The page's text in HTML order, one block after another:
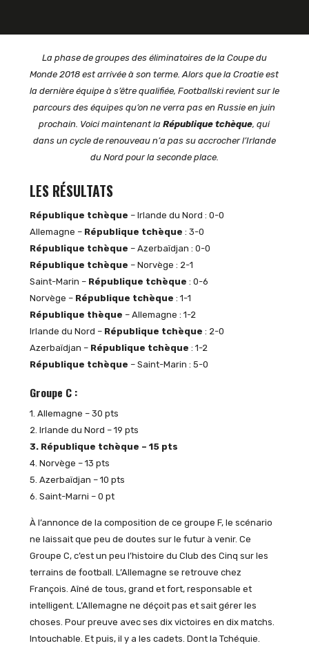
La phase de groupes des éliminatoires de la Coupe du
Monde 2018 est arrivée à son terme. Alors que la Croatie est
la dernière équipe à s’être qualifiée, Footballski revient sur le
parcours des équipes qu’on ne verra pas en Russie en juin
prochain. Voici maintenant laRépublique tchèque, qui
dans un cycle de renouveau n’a pas su accrocher l’Irlande
du Nord pour la seconde place.
LES RÉSULTATS
République tchèque – Irlande du Nord : 0-0
Allemagne – République tchèque : 3-0
République tchèque – Azerbaïdjan : 0-0
République tchèque – Norvège : 2-1
Saint-Marin – République tchèque : 0-6
Norvège – République tchèque : 1-1
République thèque – Allemagne : 1-2
Irlande du Nord – République tchèque : 2-0
Azerbaïdjan – République tchèque : 1-2
République tchèque – Saint-Marin : 5-0
Groupe C :
1. Allemagne – 30 pts
2. Irlande du Nord – 19 pts
3. République tchèque – 15 pts
4. Norvège – 13 pts
5. Azerbaïdjan – 10 pts
6. Saint-Marni – 0 pt
À l’annonce de la composition de ce groupe F, le scénario
ne laissait que peu de doutes sur le futur à venir. Ce
Groupe C, c’est un peu l’histoire du Club des Cinq sur les
terrains de football. L’Allemagne se retrouve chez
François. Aîné de tous, grand et fort, responsable et
intelligent. L’Allemagne ne déçoit pas et sait gérer les
choses. Pour preuve avec ses dix victoires en dix matchs.
Intouchable. Et puis, il y a les cadets. Dont la Tchéquie.